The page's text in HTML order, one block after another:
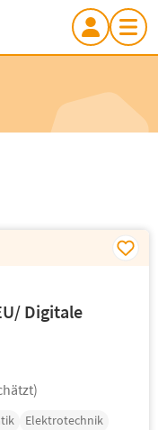
Digitale
Elektrotechnik